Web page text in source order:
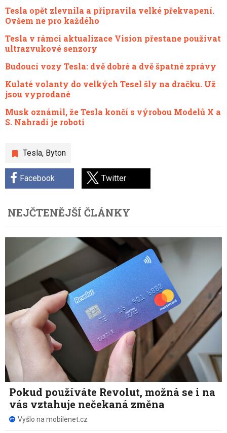
Tesla, Byton
Facebook Twitter
Tesla opět zlevnila a připravila velké překvapení.
Ovšem ne pro každého
Tesla v rámci aktualizace Vision přestane používat
ultrazvukové senzory
Budoucí vozy Tesla: dvě dobré a dvě špatné zprávy
Kulaté volanty do velkých Tesel šly na dračku. Už
jsou vyprodané
Musk oznámil, že Tesla končí s výrobou Modelů X a
S. Nahradí je roboti
NEJČTENĚJŠÍ ČLÁNKY
Pokud používáte Revolut, možná se i na
vás vztahuje nečekaná změna
Vyšlo na mobilenet.cz